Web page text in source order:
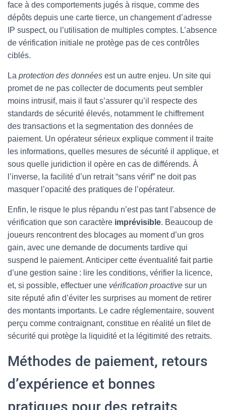
face à des comportements jugés à risque, comme des
dépôts depuis une carte tierce, un changement d’adresse
IP suspect, ou l’utilisation de multiples comptes. L’absence
de vérification initiale ne protège pas de ces contrôles
ciblés.
La protection des données est un autre enjeu. Un site qui
promet de ne pas collecter de documents peut sembler
moins intrusif, mais il faut s’assurer qu’il respecte des
standards de sécurité élevés, notamment le chiffrement
des transactions et la segmentation des données de
paiement. Un opérateur sérieux explique comment il traite
les informations, quelles mesures de sécurité il applique, et
sous quelle juridiction il opère en cas de différends. À
l’inverse, la facilité d’un retrait “sans vérif” ne doit pas
masquer l’opacité des pratiques de l’opérateur.
Enfin, le risque le plus répandu n’est pas tant l’absence de
vérification que son caractère imprévisible. Beaucoup de
joueurs rencontrent des blocages au moment d’un gros
gain, avec une demande de documents tardive qui
suspend le paiement. Anticiper cette éventualité fait partie
d’une gestion saine : lire les conditions, vérifier la licence,
et, si possible, effectuer une vérification proactive sur un
site réputé afin d’éviter les surprises au moment de retirer
des montants importants. Le cadre réglementaire, souvent
perçu comme contraignant, constitue en réalité un filet de
sécurité qui protège la liquidité et la légitimité des retraits.
Méthodes de paiement, retours
d’expérience et bonnes